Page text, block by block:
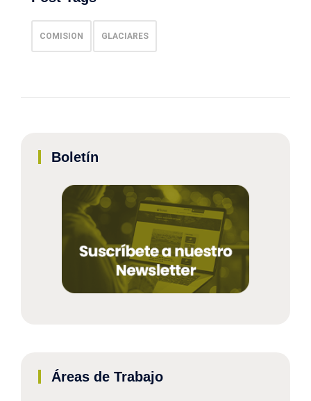
COMISION GLACIARES
Boletín
Áreas de Trabajo